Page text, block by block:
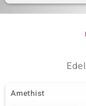
Amethist